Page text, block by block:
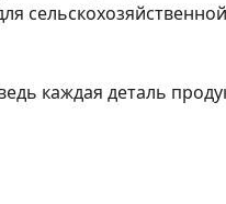
каждая деталь